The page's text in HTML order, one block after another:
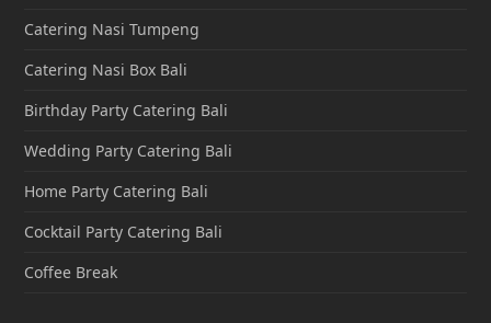
Catering Nasi Tumpeng
Catering Nasi Box Bali
Birthday Party Catering Bali
Wedding Party Catering Bali
Home Party Catering Bali
Cocktail Party Catering Bali
Coffee Break